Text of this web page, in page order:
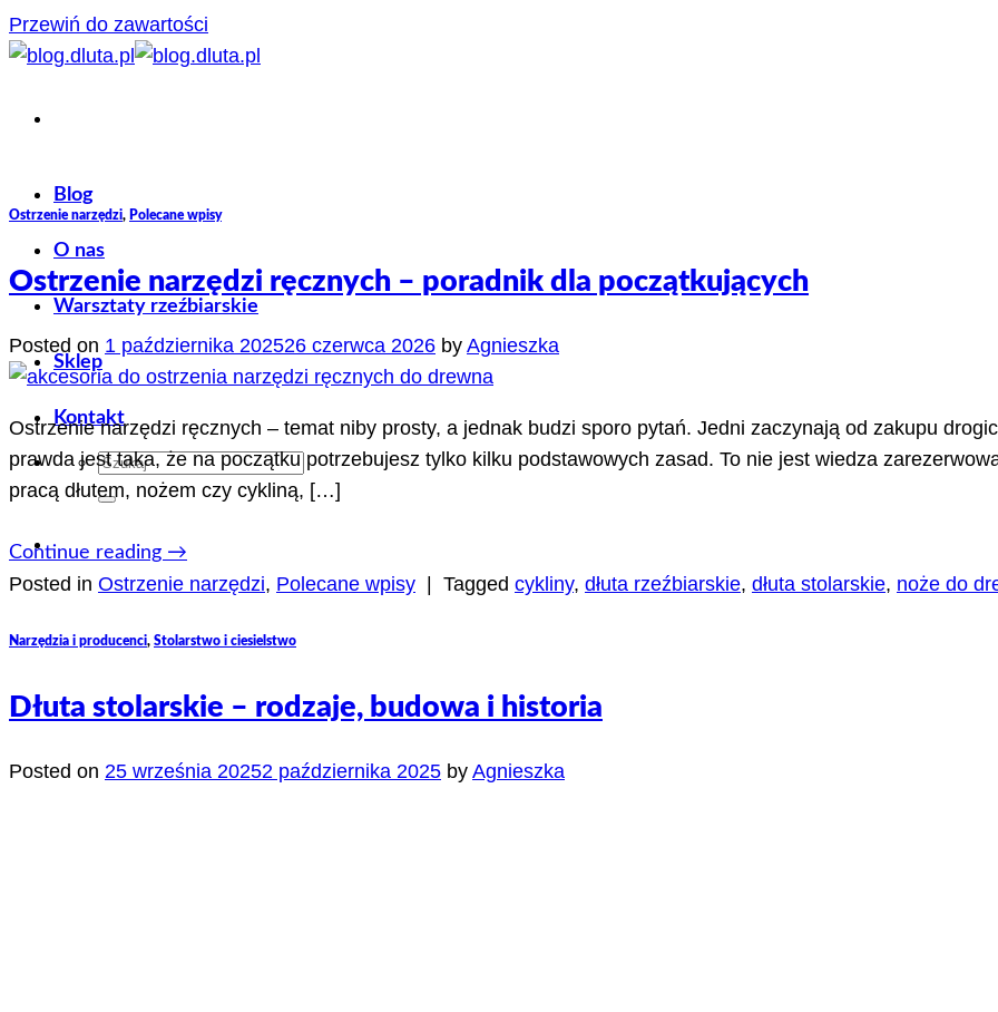
Przewiń do zawartości
Blog
O nas
Warsztaty rzeźbiarskie
Sklep
Kontakt
Ostrzenie narzędzi, Polecane wpisy
Ostrzenie narzędzi ręcznych – poradnik dla początkujących
Posted on 1 października 202526 czerwca 2026 by Agnieszka
Ostrzenie narzędzi ręcznych – temat niby prosty, a jednak budzi sporo pytań. Jedni zaczynają od zakupu
prawda jest taka, że na początku potrzebujesz tylko kilku podstawowych zasad. To nie jest wiedza
pracą dłutem, nożem czy cykliną, […]
Continue reading →
Posted in Ostrzenie narzędzi, Polecane wpisy Tagged cykliny, dłuta rzeźbiarskie, dłuta stolarskie, noże do
Narzędzia i producenci, Stolarstwo i ciesielstwo
Dłuta stolarskie – rodzaje, budowa i historia
Posted on 25 września 20252 października 2025 by Agnieszka